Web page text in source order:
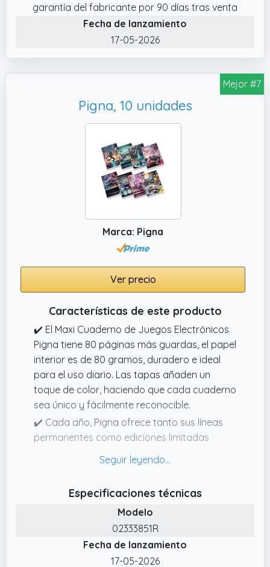
✔️ Reconocimiento de escritura a mano: la
aplicación incluida presenta un
reconocimiento de escritura a mano,
eficiencia durante las reuniones y las
sesiones de lluvia de ideas.
pluma inteligente lo convierte en un buen
regalo para capturar ideas cada vez que
ocurre la inspiración. Compacto y liviano, es
un cuaderno ideal presente para
garantía del fabricante por 90 días tras venta
Fecha de lanzamiento
17-05-2026
Mejor #7
Pigna, 10 unidades
Marca: Pigna
Ver precio
Características de este producto
✔️ El Maxi Cuaderno de Juegos Electrónicos
Pigna tiene 80 páginas más guardas, el papel
interior es de 80 gramos, duradero e ideal
para el uso diario. Las tapas añaden un
toque de color, haciendo que cada cuaderno
sea único y fácilmente reconocible.
✔️ Cada año, Pigna ofrece tanto sus líneas
permanentes como ediciones limitadas
fin de satisfacer diferentes gustos y
atractivo.
✔️ Nuestra colección de fundas está
diseñada para satisfacer las necesidades de
todos los grupos de edad: desde niños
pequeños, con diseños sencillos y coloridos,
Especificaciones técnicas
Modelo
02333851R
Fecha de lanzamiento
17-05-2026